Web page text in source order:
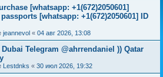
[whatsapp: +1(672)2050601]
[whatsapp: +1(672)2050601] ID
jeannevol « 04 авг 2026, 13:08
Telegram @ahrrendaniel )) Qatar
Lestdnks « 30 июл 2026, 19:32